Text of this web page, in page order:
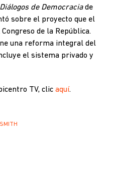
Diálogos de Democraciade
sobre el proyecto que el
de la República.
una reforma integral del
el sistema privado y
TV, clic aquí.